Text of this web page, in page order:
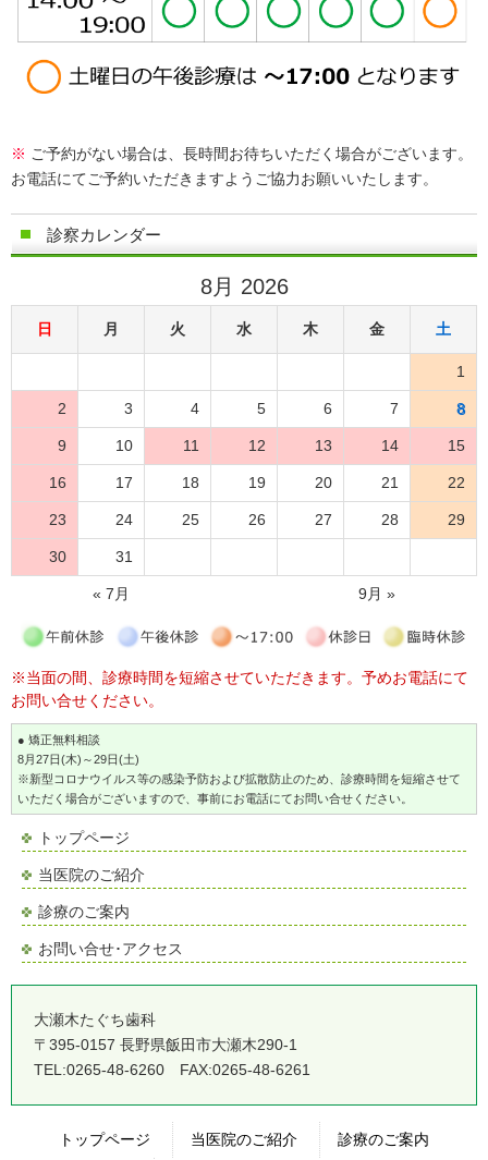
クを減らすことができます。
お口の健康状態を確認しに、
足をお運びください。
いた
きれ
まず
※ ご予約がない場合は、長時間お待ちいただく場合がございます。
お電話にてご予約いただきますようご協力お願いいたします。
診察カレンダー
8月 2026
日 月 火 水 木 金 土
1
2 3 4 5 6 7 8
9 10 11 12 13 14 15
16 17 18 19 20 21 22
23 24 25 26 27 28 29
30 31
« 7月 9月 »
※当面の間、診療時間を短縮させていただきます。予めお電話にて
お問い合せください。
● 矯正無料相談
8月27日(木)～29日(土)
※新型コロナウイルス等の感染予防および拡散防止のため、診療時間を短縮させて
いただく場合がございますので、事前にお電話にてお問い合せください。
トップページ
当医院のご紹介
診療のご案内
お問い合せ･アクセス
大瀬木たぐち歯科
〒395-0157 長野県飯田市大瀬木290-1
TEL:0265-48-6260 FAX:0265-48-6261
トップページ 当医院のご紹介 診療のご案内